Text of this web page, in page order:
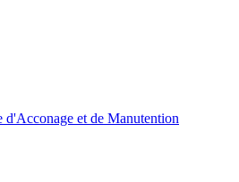
et de Manutention